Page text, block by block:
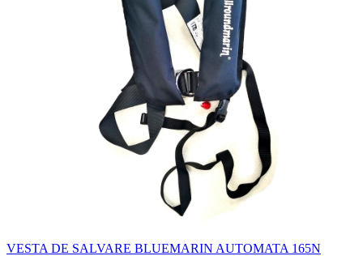
VESTA DE SALVARE BLUEMARIN AUTOMATA 165N